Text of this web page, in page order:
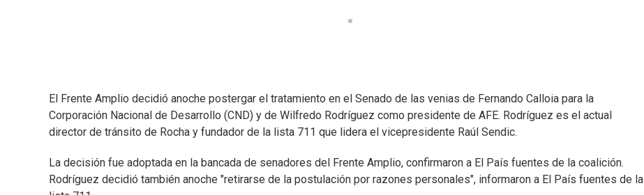
El Frente Amplio decidió anoche postergar el tratamiento en el Senado de las venias de Fernando Calloia para la
Corporación Nacional de Desarrollo (CND) y de Wilfredo Rodríguez como presidente de AFE. Rodríguez es el actual
director de tránsito de Rocha y fundador de la lista 711 que lidera el vicepresidente Raúl Sendic.
La decisión fue adoptada en la bancada de senadores del Frente Amplio, confirmaron a El País fuentes de la coalición.
Rodríguez decidió también anoche "retirarse de la postulación por razones personales", informaron a El País fuentes de la